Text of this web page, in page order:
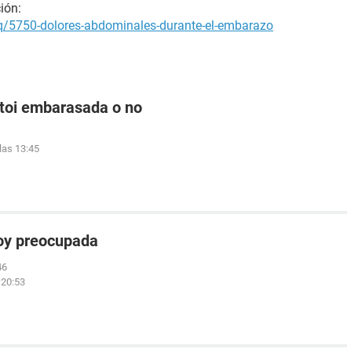
dolores-abdominales-durante-el-embarazo
embarasada o no
13:45
preocupada